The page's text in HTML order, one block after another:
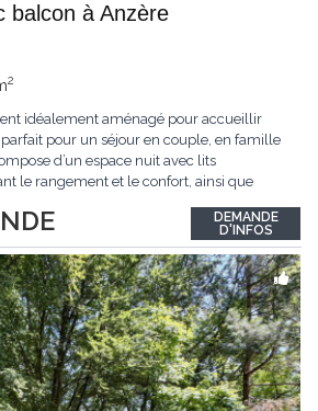
balcon à Anzère
2
idéalement aménagé pour accueillir
parfait pour un séjour en couple, en famille
d’un espace nuit avec lits
le rangement et le confort, ainsi que
ouverte et entièrement équipée
DEMANDE
D'INFOS